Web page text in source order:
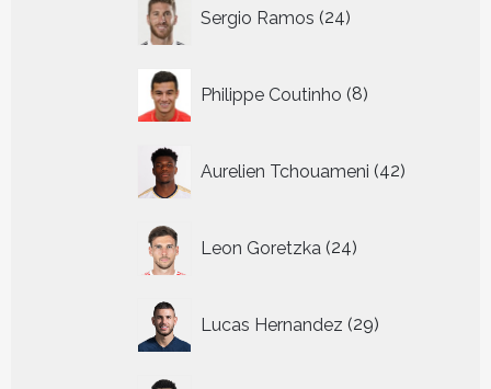
Sergio Ramos 24
producten
Philippe Coutinho 8
producten
Aurelien Tchouameni 42
producten
Leon Goretzka 24
producten
Lucas Hernandez 29
producten